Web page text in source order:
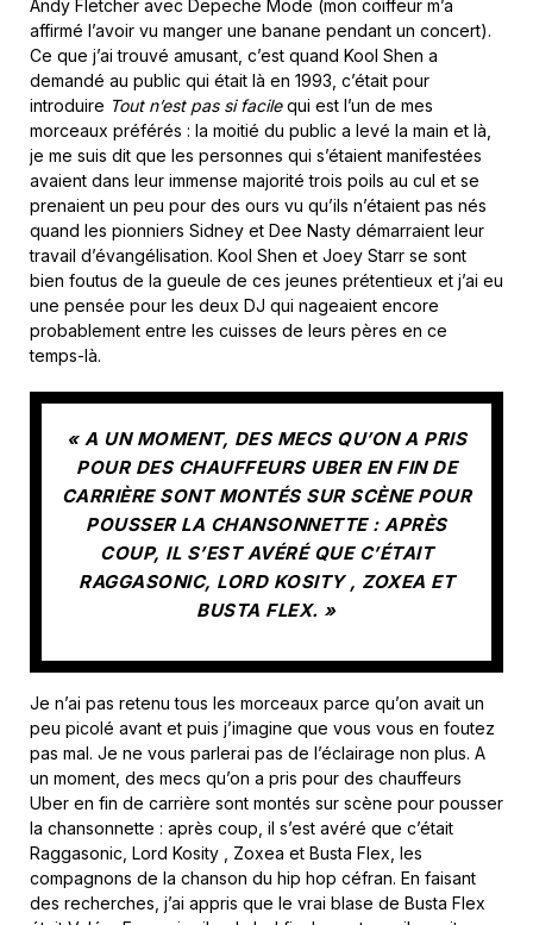
Andy Fletcher avec Depeche Mode (mon coiffeur m’a
affirmé l’avoir vu manger une banane pendant un concert).
Ce que j’ai trouvé amusant, c’est quand Kool Shen a
demandé au public qui était là en 1993, c’était pour
introduire Tout n’est pas si facilequi est l’un de mes
morceaux préférés : la moitié du public a levé la main et là,
je me suis dit que les personnes qui s’étaient manifestées
avaient dans leur immense majorité trois poils au cul et se
prenaient un peu pour des ours vu qu’ils n’étaient pas nés
quand les pionniers Sidney et Dee Nasty démarraient leur
travail d’évangélisation. Kool Shen et Joey Starr se sont
bien foutus de la gueule de ces jeunes prétentieux et j’ai eu
une pensée pour les deux DJ qui nageaient encore
probablement entre les cuisses de leurs pères en ce
temps-là.
« A UN MOMENT, DES MECS QU’ON A PRIS
POUR DES CHAUFFEURS UBER EN FIN DE
CARRIÈRE SONT MONTÉS SUR SCÈNE POUR
POUSSER LA CHANSONNETTE : APRÈS
COUP, IL S’EST AVÉRÉ QUE C’ÉTAIT
RAGGASONIC, LORD KOSITY , ZOXEA ET
BUSTA FLEX. »
Je n’ai pas retenu tous les morceaux parce qu’on avait un
peu picolé avant et puis j’imagine que vous vous en foutez
pas mal. Je ne vous parlerai pas de l’éclairage non plus. A
un moment, des mecs qu’on a pris pour des chauffeurs
Uber en fin de carrière sont montés sur scène pour pousser
la chansonnette : après coup, il s’est avéré que c’était
Raggasonic, Lord Kosity , Zoxea et Busta Flex, les
compagnons de la chanson du hip hop céfran. En faisant
des recherches, j’ai appris que le vrai blase de Busta Flex